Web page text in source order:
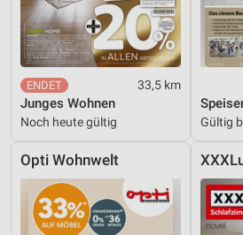
33,5 km
Junges Wohnen
Noch heute gültig Gültig
Opti Wohnwelt